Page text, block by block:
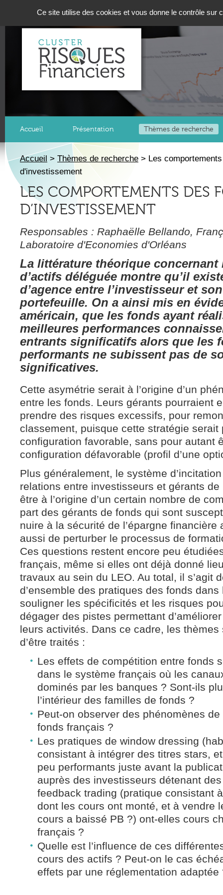
Accueil Présentation Thèmes de recherche
Accueil > Thèmes de recherche > Les
d'investissement
LES COMPORTEMENTS DES
D’INVESTISSEMENT
Responsables : Raphaëlle Bellando,
Laboratoire d'Economies d'Orléans
La littérature théorique concernant
d’actifs déléguée montre qu’il
d’agence entre l’investisseur et
portefeuille. On a ainsi mis en
américain, que les fonds ayant
meilleures performances
entrants significatifs alors que les
performants ne subissent pas de
significatives.
Cette asymétrie serait à l’origine d’un
entre les fonds. Leurs gérants pourraient
prendre des risques excessifs, pour
classement, puisque cette stratégie serait
configuration favorable, sans pour autant
configuration défavorable (profil d’une
Plus généralement, le système
relations entre investisseurs et gérants
être à l’origine d’un certain nombre de
part des gérants de fonds qui sont
nuire à la sécurité de l’épargne financière
aussi de perturber le processus de
Ces questions restent encore peu
français, même si elles ont déjà donné
travaux au sein du LEO. Au total, il s’agit
d’ensemble des pratiques des fonds dans
souligner les spécificités et les risques
dégager des pistes permettant
leurs activités. Dans ce cadre, les
d’être traités :
Les effets de compétition entre fonds
dans le système français où les
dominés par les banques ? Sont-ils
l’intérieur des familles de fonds ?
Peut-on observer des phénomènes
fonds français ?
Les pratiques de window dressing
consistant à intégrer des titres stars,
peu performants juste avant la
auprès des investisseurs détenant
feedback trading (pratique consistant
dont les cours ont monté, et à vendre
cours a baissé PB ?) ont-elles cours
français ?
Quelle est l’influence de ces
cours des actifs ? Peut-on le cas
effets par une réglementation adaptée
Ce site utilise des cookies et vous donne le contrôle sur